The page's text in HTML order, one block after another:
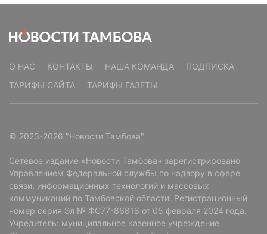
О НАС КОНТАКТЫ НАША КОМАНДА
ПОДПИСКА
ТАРИФЫ САЙТА
ТАРИФЫ ГАЗЕТЫ
© 2023-2026 "Новости Тамбова"
Сетевое издание «Новости Тамбова» зарегистрировано
Управлением Федеральной службы по надзору в сфере
связи, информационных технологий и массовых
коммуникаций по Тамбовской области. Регистрационный
номер серия Эл № ФС77-86818 от 05 февраля 2024 года.
Учредитель: муниципальное казенное учреждение